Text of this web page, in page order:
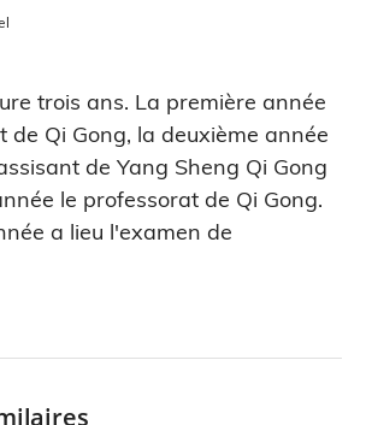
trois ans. La première année
de Qi Gong, la deuxième année
de Yang Sheng Qi Gong
le professorat de Qi Gong.
a lieu l'examen de